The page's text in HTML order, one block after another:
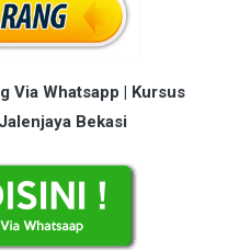
Via Whatsapp | Kursus
Bekasi